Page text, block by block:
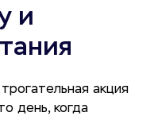
и
акция
день, когда